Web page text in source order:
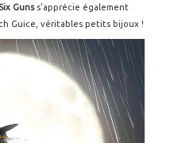
Six Gunss'apprécie également
Guice, véritables petits bijoux !